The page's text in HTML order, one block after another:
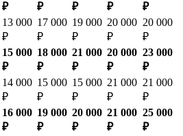
₽
₽
₽
₽
₽
13 000
₽
17 000
₽
19 000
₽
20 000
₽
20 000
₽
15 000
₽
18 000
₽
21 000
₽
20 000
₽
23 000
₽
14 000
₽
15 000
₽
15 000
₽
21 000
₽
21 000
₽
16 000
₽
19 000
₽
20 000
₽
21 000
₽
25 000
₽